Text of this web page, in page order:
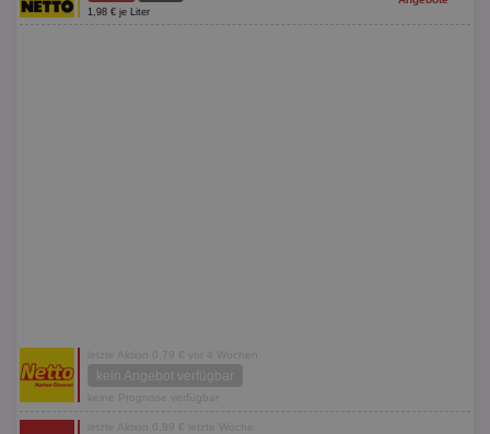
1,98 € je Liter
letzte Aktion 0,79 € vor 4 Wochen
kein Angebot verfügbar
keine Prognose verfügbar
letzte Aktion 0,89 € letzte Woche